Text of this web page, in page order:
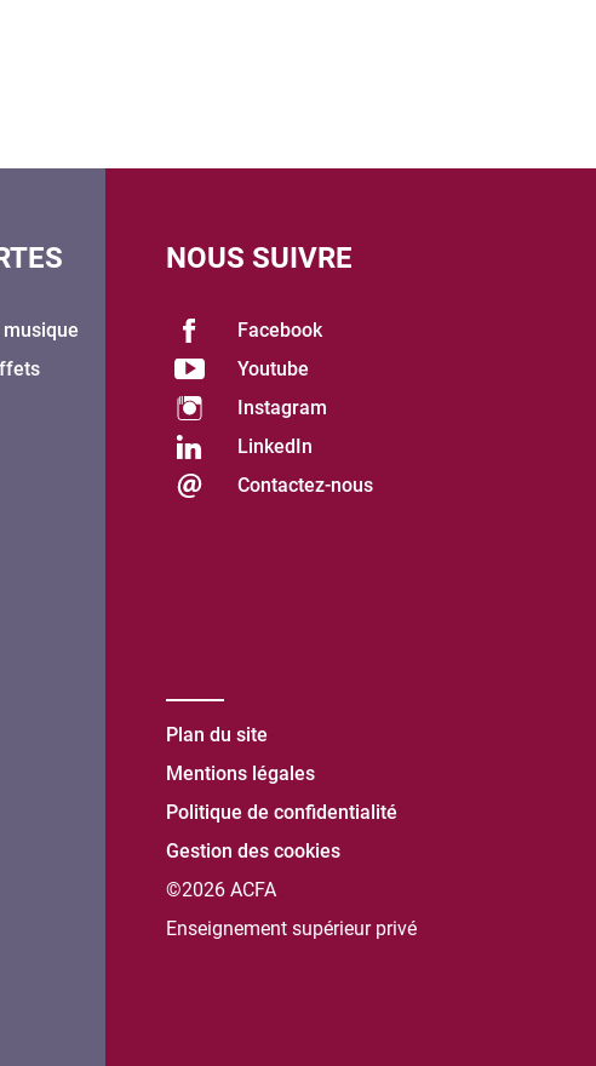
NOUS SUIVRE
Facebook
Youtube
Instagram
LinkedIn
Contactez-nous
Plan du site
Mentions légales
Politique de confidentialité
Gestion des cookies
©2026 ACFA
Enseignement supérieur privé